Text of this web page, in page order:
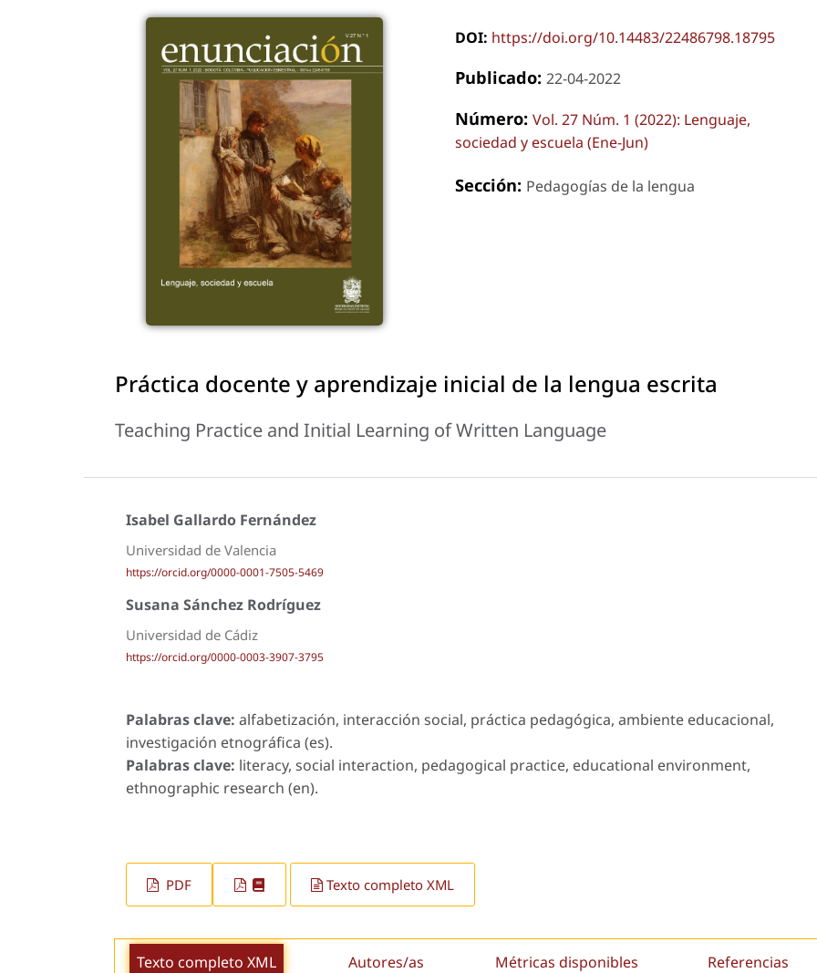
DOI: https://doi.org/10.14483/22486798.18795
Publicado: 22-04-2022
Número: Vol. 27 Núm. 1 (2022): Lenguaje,
sociedad y escuela (Ene-Jun)
Sección: Pedagogías de la lengua
Práctica docente y aprendizaje inicial de la lengua escrita
Teaching Practice and Initial Learning of Written Language
Isabel Gallardo Fernández
Universidad de Valencia
https://orcid.org/0000-0001-7505-5469
Susana Sánchez Rodríguez
Universidad de Cádiz
https://orcid.org/0000-0003-3907-3795
Palabras clave: alfabetización, interacción social, práctica pedagógica, ambiente educacional,
investigación etnográfica (es).
Palabras clave: literacy, social interaction, pedagogical practice, educational environment,
ethnographic research (en).
PDF Texto completo XML
Texto completo XML Autores/as Métricas disponibles Referencias